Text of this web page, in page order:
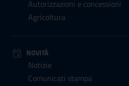
Autorizzazioni e concessioni
Agricoltura
NOVITÀ
Notizie
Comunicati stampa